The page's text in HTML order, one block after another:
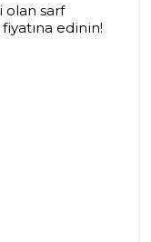
olan sarf
edinin!